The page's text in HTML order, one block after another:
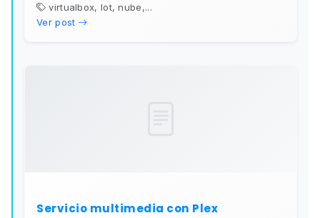
virtualbox, lot, nube,...
Ver post
Servicio multimedia con Plex